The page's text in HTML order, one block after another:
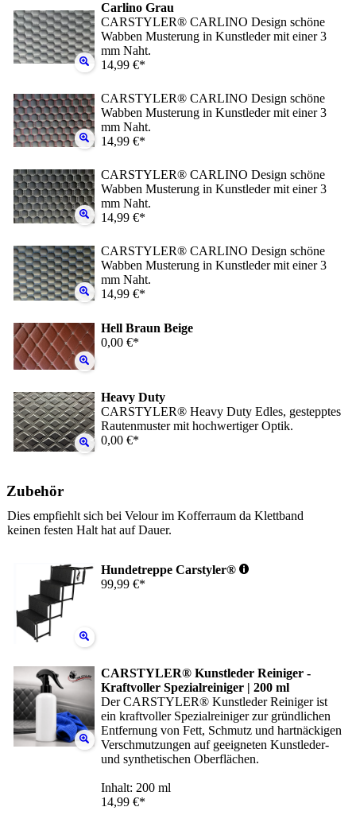
Carlino Grau
CARSTYLER® CARLINO Design schöne
Wabben Musterung in Kunstleder mit einer 3
mm Naht.
14,99 €*
CARSTYLER® CARLINO Design schöne
Wabben Musterung in Kunstleder mit einer 3
mm Naht.
14,99 €*
CARSTYLER® CARLINO Design schöne
Wabben Musterung in Kunstleder mit einer 3
mm Naht.
14,99 €*
CARSTYLER® CARLINO Design schöne
Wabben Musterung in Kunstleder mit einer 3
mm Naht.
14,99 €*
Hell Braun Beige
0,00 €*
Heavy Duty
CARSTYLER® Heavy Duty Edles, gestepptes
Rautenmuster mit hochwertiger Optik.
0,00 €*
Zubehör
Dies empfiehlt sich bei Velour im Kofferraum da Klettband
keinen festen Halt hat auf Dauer.
Hundetreppe Carstyler®
99,99 €*
CARSTYLER® Kunstleder Reiniger -
Kraftvoller Spezialreiniger | 200 ml
Der CARSTYLER® Kunstleder Reiniger ist
ein kraftvoller Spezialreiniger zur gründlichen
Entfernung von Fett, Schmutz und hartnäckigen
Verschmutzungen auf geeigneten Kunstleder-
und synthetischen Oberflächen.
Inhalt: 200 ml
14,99 €*